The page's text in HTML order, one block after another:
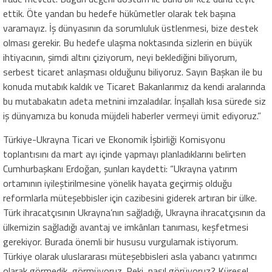
ettik. Öte yandan bu hedefe hükûmetler olarak tek başına
varamayız. İş dünyasının da sorumluluk üstlenmesi, bize destek
olması gerekir. Bu hedefe ulaşma noktasında sizlerin en büyük
ihtiyacının, şimdi altını çiziyorum, neyi beklediğini biliyorum,
serbest ticaret anlaşması olduğunu biliyoruz. Sayın Başkan ile bu
konuda mutabık kaldık ve Ticaret Bakanlarımız da kendi aralarında
bu mutabakatın adeta metnini imzaladılar. İnşallah kısa sürede siz
iş dünyamıza bu konuda müjdeli haberler vermeyi ümit ediyoruz.”
Türkiye-Ukrayna Ticari ve Ekonomik İşbirliği Komisyonu
toplantısını da mart ayı içinde yapmayı planladıklarını belirten
Cumhurbaşkanı Erdoğan, şunları kaydetti: “Ukrayna yatırım
ortamının iyileştirilmesine yönelik hayata geçirmiş olduğu
reformlarla müteşebbisler için cazibesini giderek artıran bir ülke.
Türk ihracatçısının Ukrayna’nın sağladığı, Ukrayna ihracatçısının da
ülkemizin sağladığı avantaj ve imkânları tanıması, keşfetmesi
gerekiyor. Burada önemli bir hususu vurgulamak istiyorum.
Türkiye olarak uluslararası müteşebbisleri asla yabancı yatırımcı